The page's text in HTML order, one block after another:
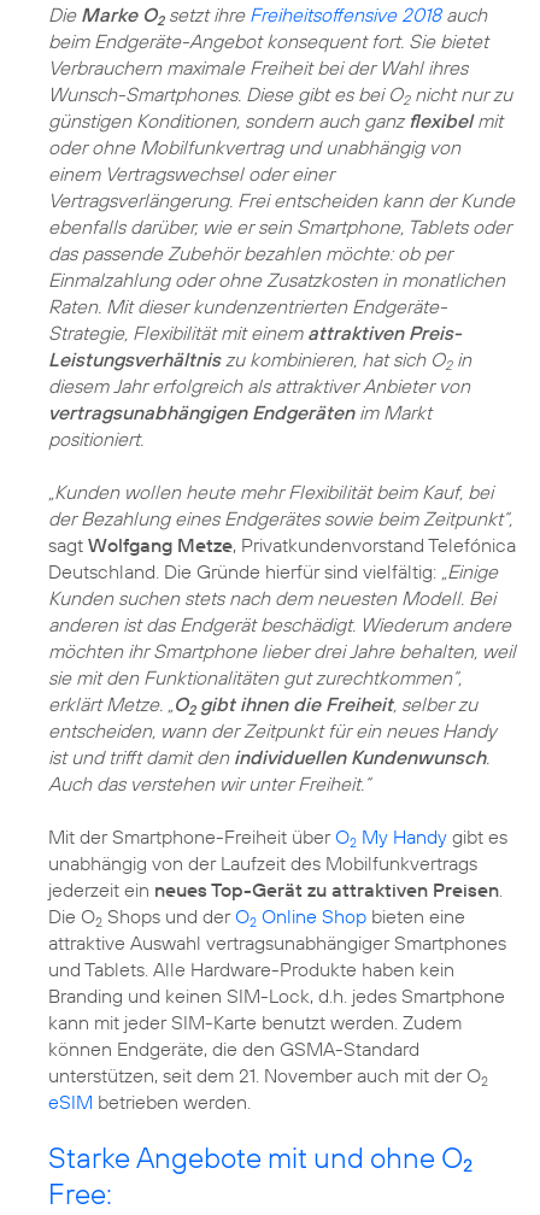
Die Marke O2setzt ihre Freiheitsoffensive 2018auch
beim Endgeräte-Angebot konsequent fort. Sie bietet
Verbrauchern maximale Freiheit bei der Wahl ihres
Wunsch-Smartphones. Diese gibt es bei O2nicht nur zu
günstigen Konditionen, sondern auch ganz flexibelmit
oder ohne Mobilfunkvertrag und unabhängig von
einem Vertragswechsel oder einer
Vertragsverlängerung. Frei entscheiden kann der Kunde
ebenfalls darüber, wie er sein Smartphone, Tablets oder
das passende Zubehör bezahlen möchte: ob per
Einmalzahlung oder ohne Zusatzkosten in monatlichen
Raten. Mit dieser kundenzentrierten Endgeräte-
Strategie, Flexibilität mit einem attraktiven Preis-
Leistungsverhältniszu kombinieren, hat sich O2in
diesem Jahr erfolgreich als attraktiver Anbieter von
vertragsunabhängigen Endgerätenim Markt
positioniert.
„Kunden wollen heute mehr Flexibilität beim Kauf, bei
der Bezahlung eines Endgerätes sowie beim Zeitpunkt“,
sagt Wolfgang Metze, Privatkundenvorstand Telefónica
Deutschland. Die Gründe hierfür sind vielfältig: „Einige
Kunden suchen stets nach dem neuesten Modell. Bei
anderen ist das Endgerät beschädigt. Wiederum andere
möchten ihr Smartphone lieber drei Jahre behalten, weil
sie mit den Funktionalitäten gut zurechtkommen“,
erklärt Metze. „ O2gibt ihnen die Freiheit, selber zu
entscheiden, wann der Zeitpunkt für ein neues Handy
ist und trifft damit den individuellen Kundenwunsch.
Auch das verstehen wir unter Freiheit.“
Mit der Smartphone-Freiheit überO2 My Handy gibt es
unabhängig von der Laufzeit des Mobilfunkvertrags
jederzeit ein neues Top-Gerät zu attraktiven Preisen
Die O2 Shops und derO2 Online Shop bieten eine
attraktive Auswahl vertragsunabhängiger Smartphones
und Tablets. Alle Hardware-Produkte haben kein
Branding und keinen SIM-Lock, d.h. jedes Smartphone
kann mit jeder SIM-Karte benutzt werden. Zudem
können Endgeräte, die den GSMA-Standard
unterstützen, seit dem 21. November auch mit der O2
eSIM betrieben werden.
Starke Angebote mit und ohne O2
Free: